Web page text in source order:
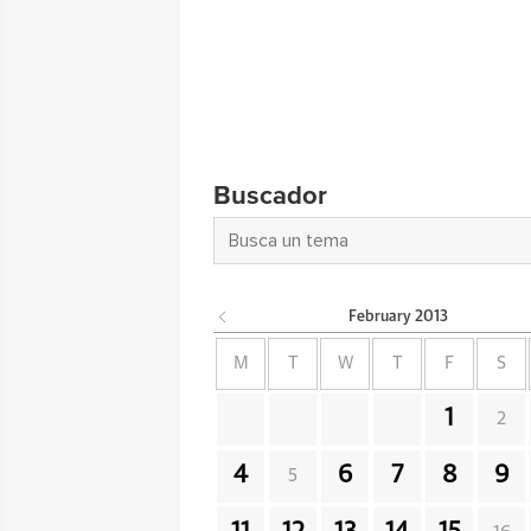
Buscador
February 2013
M W F S
1 2
4 5 6 7 8 9